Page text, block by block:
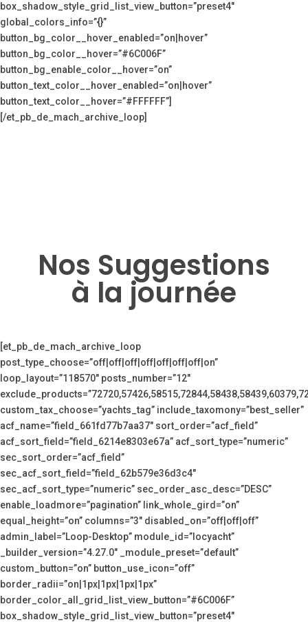
box_shadow_style_grid_list_view_button=”preset4″
global_colors_info=”{}”
button_bg_color__hover_enabled=”on|hover”
button_bg_color__hover=”#6C006F”
button_bg_enable_color__hover=”on”
button_text_color__hover_enabled=”on|hover”
button_text_color__hover=”#FFFFFF”]
[/et_pb_de_mach_archive_loop]
Nos Suggestions
à la journée
[et_pb_de_mach_archive_loop
post_type_choose=”off|off|off|off|off|off|off|on”
loop_layout=”118570″ posts_number=”12″
custom_tax_choose=”yachts_tag” include_taxomony=”best_seller”
acf_name=”field_661fd77b7aa37″ sort_order=”acf_field”
acf_sort_field=”field_6214e8303e67a” acf_sort_type=”numeric”
sec_sort_order=”acf_field”
sec_acf_sort_field=”field_62b579e36d3c4″
sec_acf_sort_type=”numeric” sec_order_asc_desc=”DESC”
enable_loadmore=”pagination” link_whole_gird=”on”
equal_height=”on” columns=”3″ disabled_on=”off|off|off”
admin_label=”Loop-Desktop” module_id=”locyacht”
_builder_version=”4.27.0″ _module_preset=”default”
custom_button=”on” button_use_icon=”off”
border_radii=”on|1px|1px|1px|1px”
border_color_all_grid_list_view_button=”#6C006F”
box_shadow_style_grid_list_view_button=”preset4″